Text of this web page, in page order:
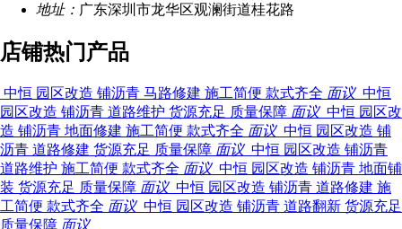
地址： 广东深圳市龙华区观澜街道桂花路
店铺热门产品
中恒 园区改造 铺沥青 马路修建 施工简便 款式齐全 面议 中恒
园区改造 铺沥青 道路维护 货源充足 质量保障 面议 中恒 园区改
造 铺沥青 地面修建 施工简便 款式齐全 面议 中恒 园区改造 铺
沥青 道路修建 货源充足 质量保障 面议 中恒 园区改造 铺沥青
道路维护 施工简便 款式齐全 面议 中恒 园区改造 铺沥青 地面铺
装 货源充足 质量保障 面议 中恒 园区改造 铺沥青 道路修建 施
工简便 款式齐全 面议 中恒 园区改造 铺沥青 道路翻新 货源充足
质量保障 面议